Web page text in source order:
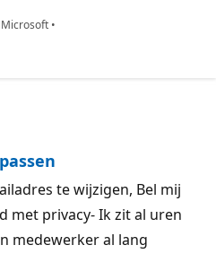
•
te wijzigen, Bel mij
met privacy- Ik zit al uren
medewerker al lang